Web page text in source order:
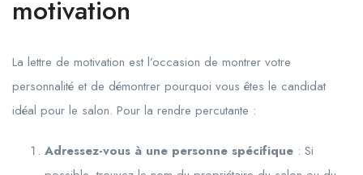
motivation
La lettre de motivation est l’occasion de montrer votre
personnalité et de démontrer pourquoi vous êtes le candidat
idéal pour le salon. Pour la rendre percutante :
Adressez-vous à une personne spécifique : Si